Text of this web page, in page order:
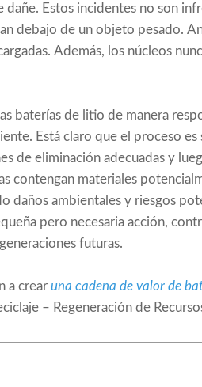
dañe. Estos incidentes no son
debajo de un objeto pesado.
Además, los núcleos
baterías de litio de manera
Está claro que el proceso
de eliminación adecuadas y
contengan materiales
daños ambientales y riesgos
pero necesaria acción,
futuras.
a crear una cadena de valor de
– Regeneración de